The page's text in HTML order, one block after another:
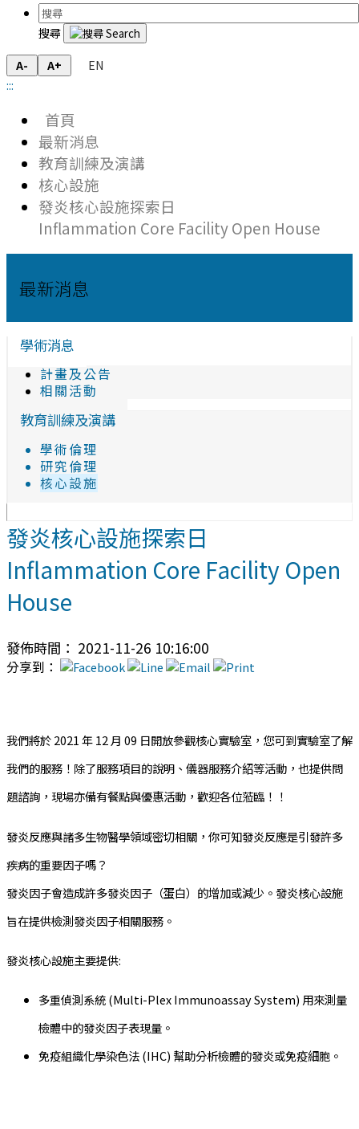
搜尋
A- A+
EN
:::
首頁
最新消息
教育訓練及演講
核心設施
發炎核心設施探索日
Inflammation Core Facility Open House
最新消息
學術消息
計畫及公告
相關活動
教育訓練及演講
學術倫理
研究倫理
核心設施
發炎核心設施探索日
Inflammation Core Facility Open
House
發佈時間： 2021-11-26 10:16:00
分享到：
我們將於 2021 年 12 月 09 日開放參觀核心實驗室，您可到實驗室了解
我們的服務！除了服務項目的說明、儀器服務介紹等活動，也提供問
題諮詢，現場亦備有餐點與優惠活動，歡迎各位蒞臨！！
發炎反應與諸多生物醫學領域密切相關，你可知發炎反應是引發許多
疾病的重要因子嗎？
發炎因子會造成許多發炎因子（蛋白）的增加或減少。發炎核心設施
旨在提供檢測發炎因子相關服務。
發炎核心設施主要提供:
多重偵測系統 (Multi-Plex Immunoassay System) 用來測量
檢體中的發炎因子表現量。
免疫組織化學染色法 (IHC) 幫助分析檢體的發炎或免疫細胞。